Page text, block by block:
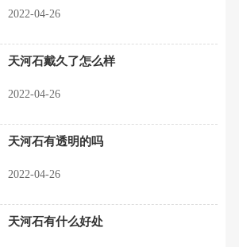
2022-04-26
天河石戴久了怎么样
2022-04-26
天河石有透明的吗
2022-04-26
天河石有什么好处